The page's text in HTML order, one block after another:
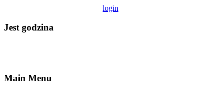
login
Jest godzina
Main Menu